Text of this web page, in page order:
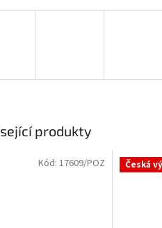
produkty
Kód: 17609/POZ Česká